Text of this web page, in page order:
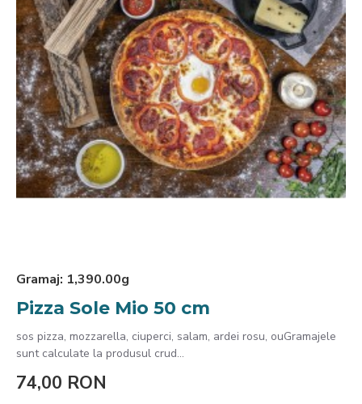
Gramaj: 1,390.00g
Pizza Sole Mio 50 cm
sos pizza, mozzarella, ciuperci, salam, ardei rosu, ouGramajele
sunt calculate la produsul crud...
74,00 RON